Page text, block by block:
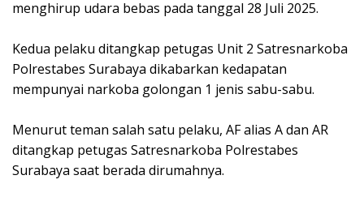
menghirup udara bebas pada tanggal 28 Juli 2025.
‎Kedua pelaku ditangkap petugas Unit 2 Satresnarkoba
Polrestabes Surabaya dikabarkan kedapatan
mempunyai narkoba golongan 1 jenis sabu-sabu.
‎Menurut teman salah satu pelaku, AF alias A dan AR
ditangkap petugas Satresnarkoba Polrestabes
Surabaya saat berada dirumahnya.